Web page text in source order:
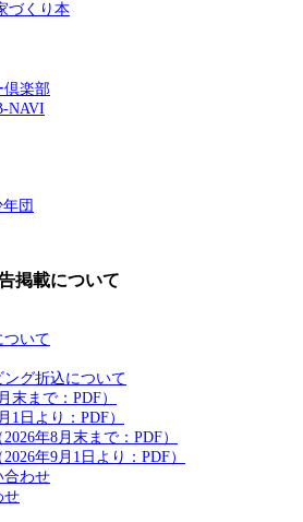
づくり本
倶楽部
NAVI
団
掲載について
ついて
グ折込について
末まで：PDF）
1日より：PDF）
年8月末まで：PDF）
年9月1日より：PDF）
合わせ
せ